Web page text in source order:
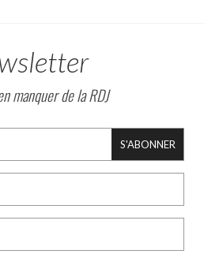
manquer de la RDJ
S'ABONNER